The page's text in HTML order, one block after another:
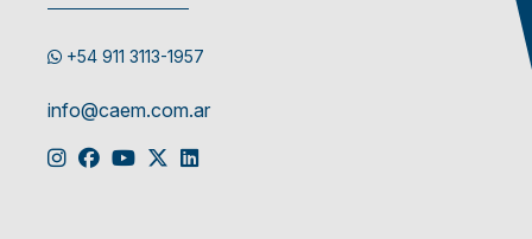
+54 911 3113-1957
info@caem.com.ar